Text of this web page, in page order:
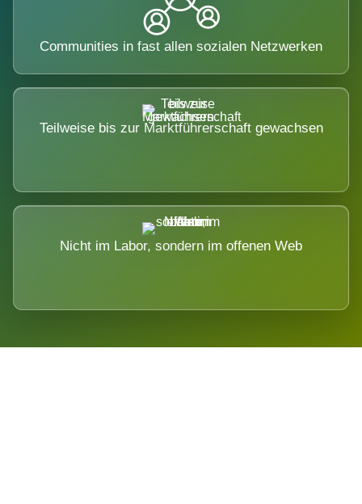
Communities in fast allen sozialen Netzwerken
Teilweise bis zur Marktführerschaft gewachsen
Nicht im Labor, sondern im offenen Web